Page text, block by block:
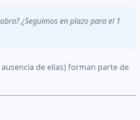
¿Seguimos en plazo para el 1
de ellas) forman parte de